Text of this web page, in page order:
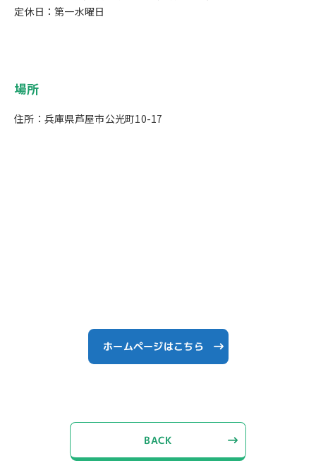
定休日：第一水曜日
場所
住所：兵庫県芦屋市公光町10-17
ホームページはこちら
BACK